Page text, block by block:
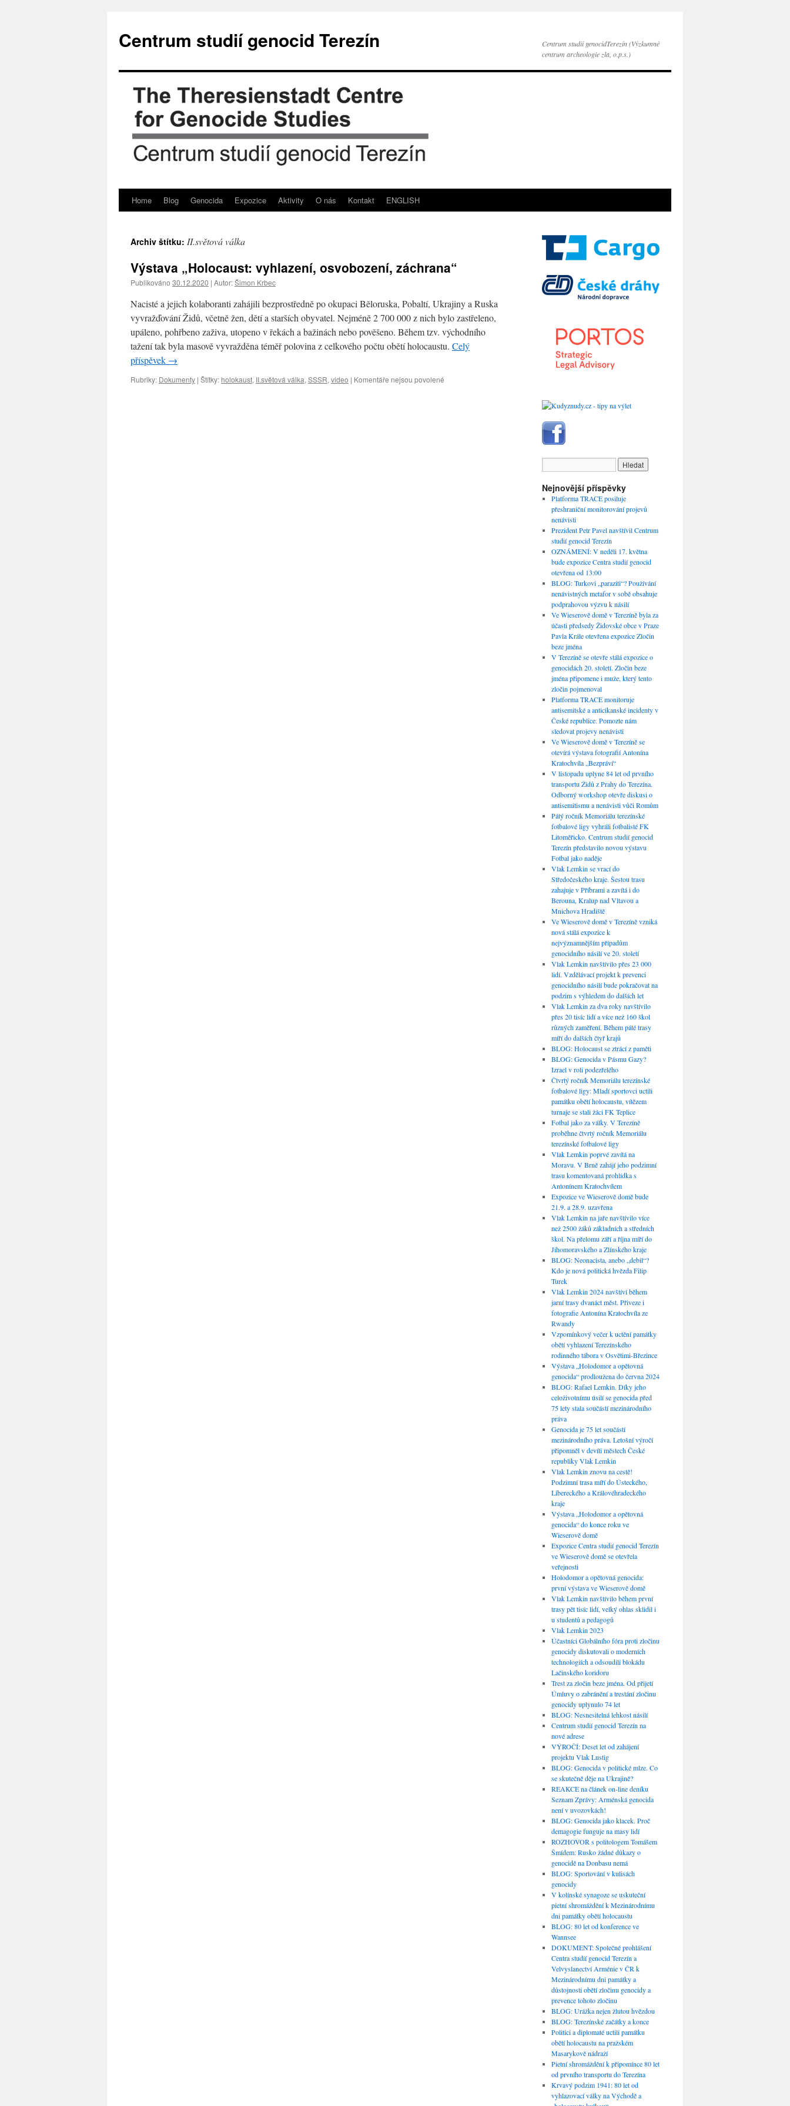
obsahu
webu
Centrum studií genocid Terezín
Centrum studií genocidTerezín (Výzkumné
centrum archeologie zla, o.p.s.)
Home Blog Genocida Expozice Aktivity O nás Kontakt ENGLISH
Archiv štítku: II.světová válka
Výstava „Holocaust: vyhlazení, osvobození, záchrana“
Publikováno 30.12.2020 | Autor:Šimon Krbec
Nacisté a jejich kolaboranti zahájili bezprostředně po okupaci Běloruska, Pobaltí, Ukrajiny a Ruska
vyvražďování Židů, včetně žen, dětí a starších obyvatel. Nejméně 2 700 000 z nich bylo zastřeleno,
upáleno, pohřbeno zaživa, utopeno v řekách a bažinách nebo pověšeno. Během tzv. východního
tažení tak byla masově vyvražděna téměř polovina z celkového počtu obětí holocaustu. Celý
příspěvek →
Rubriky: Dokumenty | Štítky: holokaust, II.světová válka, SSSR, video | Komentáře nejsou povolené
Nejnovější příspěvky
Platforma TRACE posiluje
přeshraniční monitorování projevů
nenávisti
Prezident Petr Pavel navštívil Centrum
studií genocid Terezín
OZNÁMENÍ: V neděli 17. května
bude expozice Centra studií genocid
otevřena od 13:00
BLOG: Turkovi „paraziti“? Používání
nenávistných metafor v sobě obsahuje
podprahovou výzvu k násilí
Ve Wieserově domě v Terezíně byla za
účasti předsedy Židovské obce v Praze
Pavla Krále otevřena expozice Zločin
beze jména
V Terezíně se otevře stálá expozice o
genocidách 20. století. Zločin beze
jména připomene i muže, který tento
zločin pojmenoval
Platforma TRACE monitoruje
antisemitské a anticikanské incidenty v
České republice. Pomozte nám
sledovat projevy nenávisti
Ve Wieserově domě v Terezíně se
otevírá výstava fotografií Antonína
Kratochvíla „Bezpráví“
V listopadu uplyne 84 let od prvního
transportu Židů z Prahy do Terezína.
Odborný workshop otevře diskusi o
antisemitismu a nenávisti vůči Romům
Pátý ročník Memoriálu terezínské
fotbalové ligy vyhráli fotbalisté FK
Litoměřicko. Centrum studií genocid
Terezín představilo novou výstavu
Fotbal jako naděje
Vlak Lemkin se vrací do
Středočeského kraje. Šestou trasu
zahajuje v Příbrami a zavítá i do
Berouna, Kralup nad Vltavou a
Mnichova Hradiště
Ve Wieserově domě v Terezíně vzniká
nová stálá expozice k
nejvýznamnějším případům
genocidního násilí ve 20. století
Vlak Lemkin navštívilo přes 23 000
lidí. Vzdělávací projekt k prevenci
genocidního násilí bude pokračovat na
podzim s výhledem do dalších let
Vlak Lemkin za dva roky navštívilo
přes 20 tisíc lidí a více než 160 škol
různých zaměření. Během páté trasy
míří do dalších čtyř krajů
BLOG: Holocaust se ztrácí z paměti
BLOG: Genocida v Pásmu Gazy?
Izrael v roli podezřelého
Čtvrtý ročník Memoriálu terezínské
fotbalové ligy: Mladí sportovci uctili
památku obětí holocaustu, vítězem
turnaje se stali žáci FK Teplice
Fotbal jako za války. V Terezíně
proběhne čtvrtý ročník Memoriálu
terezínské fotbalové ligy
Vlak Lemkin poprvé zavítá na
Moravu. V Brně zahájí jeho podzimní
trasu komentovaná prohlídka s
Antonínem Kratochvílem
Expozice ve Wieserově domě bude
21.9. a 28.9. uzavřena
Vlak Lemkin na jaře navštívilo více
než 2500 žáků základních a středních
škol. Na přelomu září a října míří do
Jihomoravského a Zlínského kraje
BLOG: Neonacista, anebo „debil“?
Kdo je nová politická hvězda Filip
Turek
Vlak Lemkin 2024 navštíví během
jarní trasy dvanáct měst. Přiveze i
fotografie Antonína Kratochvíla ze
Rwandy
Vzpomínkový večer k uctění památky
obětí vyhlazení Terezínského
rodinného tábora v Osvětimi-Březince
Výstava „Holodomor a opětovná
genocida“ prodloužena do června 2024
BLOG: Rafael Lemkin. Díky jeho
celoživotnímu úsilí se genocida před
75 lety stala součástí mezinárodního
práva
Genocida je 75 let součástí
mezinárodního práva. Letošní výročí
připomněl v devíti městech České
republiky Vlak Lemkin
Vlak Lemkin znovu na cestě!
Podzimní trasa míří do Ústeckého,
Libereckého a Královéhradeckého
kraje
Výstava „Holodomor a opětovná
genocida“ do konce roku ve
Wieserově domě
Expozice Centra studií genocid Terezín
ve Wieserově domě se otevřela
veřejnosti
Holodomor a opětovná genocida:
první výstava ve Wieserově domě
Vlak Lemkin navštívilo během první
trasy pět tisíc lidí, velký ohlas sklidil i
u studentů a pedagogů
Vlak Lemkin 2023
Účastníci Globálního fóra proti zločinu
genocidy diskutovali o moderních
technologiích a odsoudili blokádu
Lačinského koridoru
Trest za zločin beze jména. Od přijetí
Úmluvy o zabránění a trestání zločinu
genocidy uplynulo 74 let
BLOG: Nesnesitelná lehkost násilí
Centrum studií genocid Terezín na
nové adrese
VÝROČÍ: Deset let od zahájení
projektu Vlak Lustig
BLOG: Genocida v politické mlze. Co
se skutečně děje na Ukrajině?
REAKCE na článek on-line deníku
Seznam Zprávy: Arménská genocida
není v uvozovkách!
BLOG: Genocida jako klacek. Proč
demagogie funguje na masy lidí
ROZHOVOR s politologem Tomášem
Šmídem: Rusko žádné důkazy o
genocidě na Donbasu nemá
BLOG: Sportování v kulisách
genocidy
V kolínské synagoze se uskuteční
pietní shromáždění k Mezinárodnímu
dni památky obětí holocaustu
BLOG: 80 let od konference ve
Wannsee
DOKUMENT: Společné prohlášení
Centra studií genocid Terezín a
Velvyslanectví Arménie v ČR k
Mezinárodnímu dni památky a
důstojnosti obětí zločinu genocidy a
prevence tohoto zločinu
BLOG: Urážka nejen žlutou hvězdou
BLOG: Terezínské začátky a konce
Politici a diplomaté uctili památku
obětí holocaustu na pražském
Masarykově nádraží
Pietní shromáždění k připomínce 80 let
od prvního transportu do Terezína
Krvavý podzim 1941: 80 let od
vyhlazovací války na Východě a